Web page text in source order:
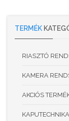
TERMÉK
RIASZTÓ
KAMERA
AKCIÓS
KAPUTECHNIKA